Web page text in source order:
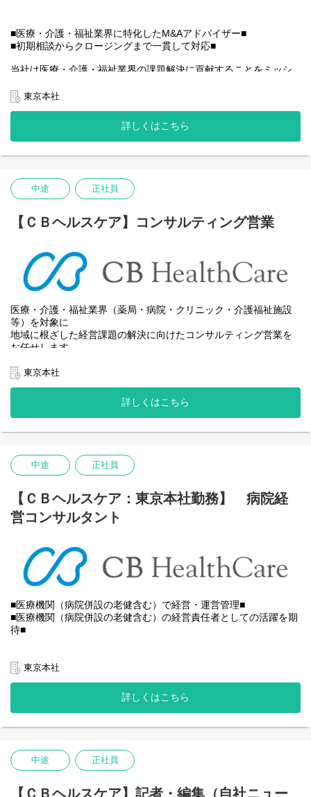
※宿泊を伴う出張が、月に数回発生することがあります。
■医療・介護・福祉業界に特化したM&Aアドバイザー■
■初期相談からクロージングまで一貫して対応■
当社は医療・介護・福祉業界の課題解決に貢献することをミッシ
ルティング会社です。
サル事業、病院経営コンサル事業などを通じて、各事業部が連携
しながら医療機関の経営目標と現状の狭間にある問題を整理し、
課題解決へと導く支援を行っています。
2026年4月に当社を存続会社、旧 株式会社ＣＢコンサルティン
グ、旧 株式会社ＣＢリサーチ、旧 株式会社ＣＢパートナーズ、旧
た。あわせて、本合併を機に、当社の社名を「株式会社ＣＢヘル
スケア」に変更いたしました。
各事業部のノウハウやあらゆる力を発揮し、医療・介護・福祉業
界に寄り添い続け多様化する経営課題を解決まで導く
『One&Only』の総合エージェント集団を目指します。
ティング営業職を募集致します。
【仕事内容】
薬局M&A仲介、医療M&A仲介、介護M&A仲介、障害福祉M&A仲
昨今、医療機関や介護事業者の倒産が増加傾向となっているニュ
ースをよく見るようになりましたが、当社は、日本の医療・介
護・福祉業界ひいては、社会保障制度が永続するための支援をM＆
た。
M＆Aが一般化され、同業を営む企業が増加する中、当社は、累計
1,250件以上の実績があり、上場企業の公表資料等と比較してもト
調剤薬局のM&A仲介の成約件数では、業界No.1の実績を誇り、在
宅調剤の営業や採用の代行、宣伝広告、人事制度の構築支援な
ど、お客様の経営に資する幅広いコンサルティング事業を行って
M＆Aといっても、必要となる知識・経験は多岐に渡り法務・税
務・労務・財務の知識やＭ＆Ａ実務上の経験に加え医療・介護・
福祉業界特有の法律や慣習、事業性の理解が必要です。
当社のアドバイザーは、初期相談（顧客創出）からクロージング
（Ｍ＆Ａの実行）までのＭ＆Ａプロセスの全てを社内で連携をし
ながら一気通貫で支援していきます。
な知識・経験を安心して習得することができます。
実際、当社に入職頂く方の９割以上が、未経験ではありますが、
ほとんどの方が１年前後で成約に携わっています。
一方、中小企業庁による中小M＆Aガイドラインの改定やM＆A仲
おります。
ていきたいという探求心、常に成長をしたいという成長意欲、変
東京本社
詳しくはこちら
中途 正社員
【ＣＢヘルスケア】コンサルティング営業
医療・介護・福祉業界（薬局・病院・クリニック・介護福祉施設
等）を対象に
地域に根ざした経営課題の解決に向けたコンサルティング営業を
お任せします。
【具体的には･･･】
・医療・介護福祉施設への架電、訪問、ウェビナー開催
・地域ネットワークを活かしたアプローチによる提案営業
・後継者不在などの課題に対し、売手・買手のマッチングからＰ
ＭＩまで対応
■ 経営改善支援
・財務分析、ヒアリングに基づく課題抽出
・改善策の立案から実行まで伴走支援
・法人特性や地域ニーズに応じた高齢者住宅の立ち上げ、運営支
援など
■ 人材・組織支援
・人事制度設計の提案営業（実行は専門部署が担当）
東京本社
詳しくはこちら
中途 正社員
【ＣＢヘルスケア：東京本社勤務】 病院経
営コンサルタント
■医療機関（病院併設の老健含む）で経営・運営管理■
■医療機関（病院併設の老健含む）の経営責任者としての活躍を期
待■
ョンとしています。
し、医療法人の経営を包括的に支援します。
常駐型の経営支援を基本とし、職員の一員として、二人三脚で経
数々の病院経営支援の経験をもとに、医療・介護現場に精通した
経営の専門家が、課題の把握、戦略・計画の立案、経営課題の解
消、組織の体質強化まで一貫して取り組みます。
東京本社
詳しくはこちら
中途 正社員
【ＣＢヘルスケア】記者・編集（自社ニュー